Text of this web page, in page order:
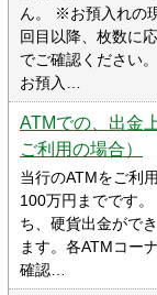
ん。 ※お預入れの
回目以降、枚数に
でご確認ください
お預入…
ATMでの、出金
ご利用の場合）
当行のATMをご利
100万円までです
ち、硬貨出金がで
ます。各ATMコー
確認…